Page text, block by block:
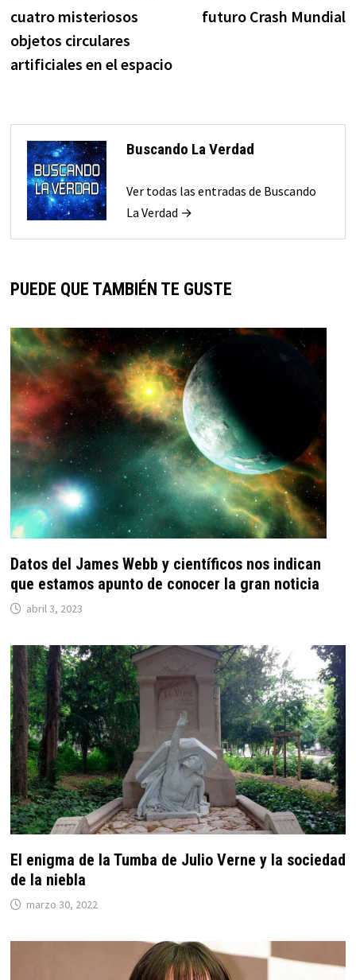
entradas
cuatro misteriosos
objetos circulares
artificiales en el espacio
futuro Crash Mundial
Buscando La Verdad
Ver todas las entradas de Buscando
La Verdad →
PUEDE QUE TAMBIÉN TE GUSTE
Datos del James Webb y científicos nos indican
que estamos apunto de conocer la gran noticia
abril 3, 2023
El enigma de la Tumba de Julio Verne y la sociedad
de la niebla
marzo 30, 2022